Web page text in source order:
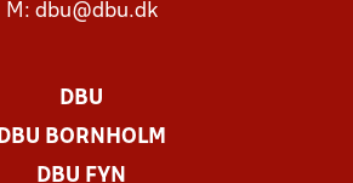
M: dbu@dbu.dk
DBU
DBU BORNHOLM
DBU FYN